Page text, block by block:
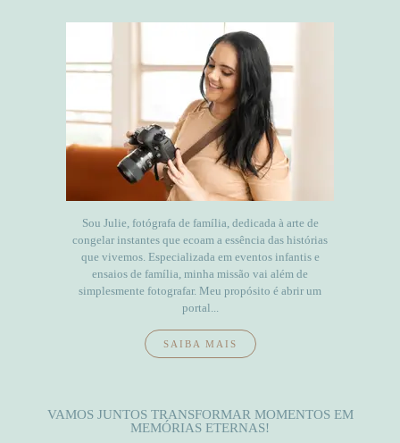
Sou Julie, fotógrafa de família, dedicada à arte de
congelar instantes que ecoam a essência das histórias
que vivemos. Especializada em eventos infantis e
ensaios de família, minha missão vai além de
simplesmente fotografar. Meu propósito é abrir um
portal...
SAIBA MAIS
VAMOS JUNTOS TRANSFORMAR MOMENTOS EM
MEMÓRIAS ETERNAS!